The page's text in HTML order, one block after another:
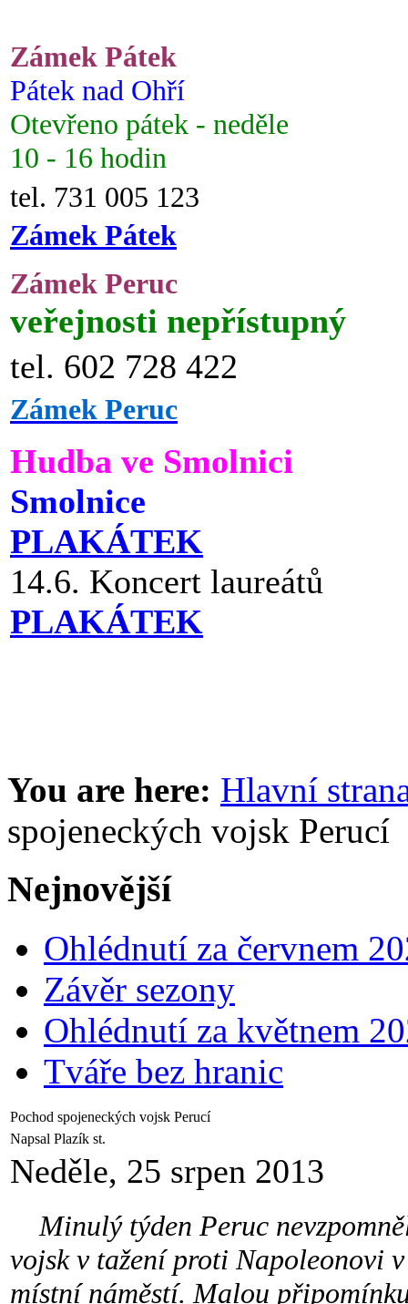
Zámek Pátek
Pátek nad Ohří
Otevřeno pátek - neděle
10 - 16 hodin
tel. 731 005 123
Zámek Pátek
Zámek Peruc
veřejnosti nepřístupný
tel. 602 728 422
Zámek Peruc
Hudba ve Smolnici
Smolnice
PLAKÁTEK
14.6. Koncert laureátů
PLAKÁTEK
You are here: Hlavní
spojeneckých vojsk Perucí
Nejnovější
Ohlédnutí za červnem
Závěr sezony
Ohlédnutí za květnem
Tváře bez hranic
Pochod spojeneckých vojsk Perucí
Napsal Plazík st.
Neděle, 25 srpen 2013
Minulý týden Peruc
vojsk v tažení proti Napoleonovi
místní náměstí. Malou